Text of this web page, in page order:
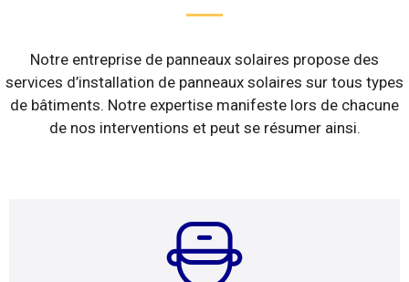
Notre entreprise de panneaux solaires propose des
services d’installation de panneaux solaires sur tous types
de bâtiments. Notre expertise manifeste lors de chacune
de nos interventions et peut se résumer ainsi.